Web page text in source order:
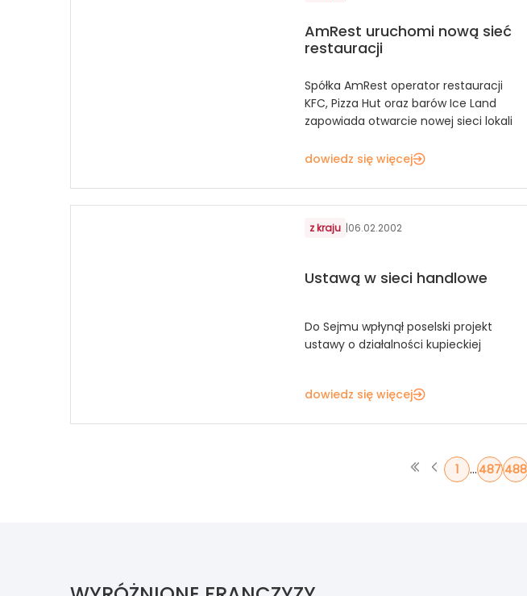
AmRest uruchomi nową sieć
restauracji
Spółka AmRest operator restauracji
KFC, Pizza Hut oraz barów Ice Land
zapowiada otwarcie nowej sieci lokali
dowiedz się więcej
z kraju |06.02.2002
Ustawą w sieci handlowe
Do Sejmu wpłynął poselski projekt
ustawy o działalności kupieckiej
dowiedz się więcej
1 ...487 488